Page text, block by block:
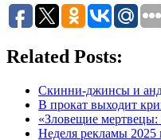
Related Posts:
Скинни-джинсы и
В прокат выходит
«Зловещие
Неделя рекламы